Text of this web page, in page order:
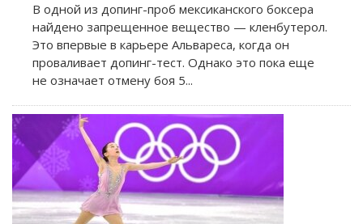
В одной из допинг-проб мексиканского боксера
найдено запрещенное вещество — кленбутерол.
Это впервые в карьере Альвареса, когда он
проваливает допинг-тест. Однако это пока еще
не означает отмену боя 5...